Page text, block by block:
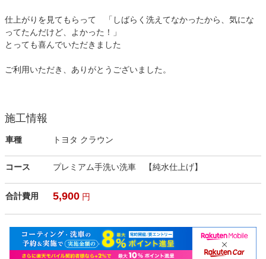
仕上がりを見てもらって 「しばらく洗えてなかったから、気にな
ってたんだけど、よかった！」
とっても喜んでいただきました
ご利用いただき、ありがとうございました。
施工情報
車種 トヨタ クラウン
コース プレミアム手洗い洗車 【純水仕上げ】
合計費用 5,900 円